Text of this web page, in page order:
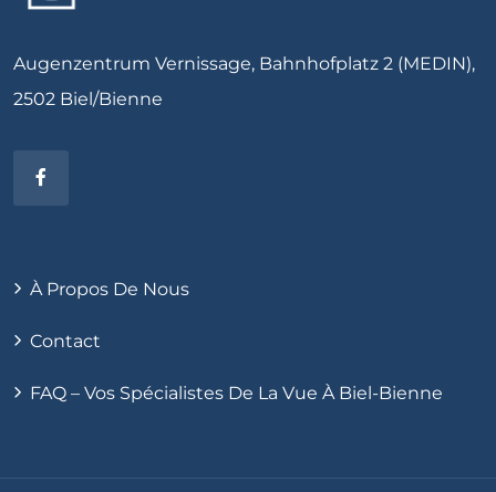
Augenzentrum Vernissage, Bahnhofplatz 2 (MEDIN),
2502 Biel/Bienne
À Propos De Nous
Contact
FAQ – Vos Spécialistes De La Vue À Biel-Bienne